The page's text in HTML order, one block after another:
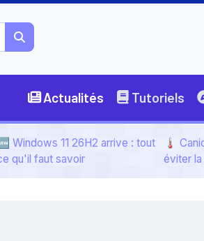
Actualités Tutoriels
Windows 11 26H2 arrive : tout
qu'il faut savoir
🌡️
éviter